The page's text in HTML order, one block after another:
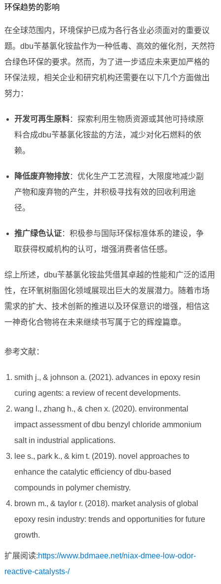
环保趋势的影响
在全球范围内，环境保护已成为各行各业必须面对的重要议
题。dbu苄基氯化铵盐作为一种低毒、高效的催化剂，天然符
合绿色环保的要求。然而，为了进一步适应未来更加严格的
环保法规，相关企业和研究机构还需要在以下几个方面做出
努力：
开发可再生原料：探索利用生物质资源或其他可持续原
料合成dbu苄基氯化铵盐的方法，减少对化石燃料的依
赖。
降低废弃物排放：优化生产工艺流程，大限度地减少副
产物和废弃物的产生，并积极寻找有效的回收利用途
径。
推广绿色认证：积极参与国际环保标准体系的建设，争
取获得权威机构的认可，增强消费者信任感。
综上所述，dbu苄基氯化铵盐凭借其卓越的性能和广泛的适用
性，在环氧树脂固化领域展现出巨大的发展潜力。随着市场
需求的扩大、技术创新的推进以及环保意识的增强，相信这
一神奇化合物将在未来继续书写属于它的辉煌篇章。
参考文献：
smith j., & johnson a. (2021). advances in epoxy resin
curing agents: a review of recent developments.
wang l., zhang h., & chen x. (2020). environmental
impact assessment of dbu benzyl chloride ammonium
salt in industrial applications.
lee s., park k., & kim t. (2019). novel approaches to
enhance the catalytic efficiency of dbu-based
compounds in polymer chemistry.
brown m., & taylor r. (2018). market analysis of global
epoxy resin industry: trends and opportunities for future
growth.
扩展阅读:https://www.bdmaee.net/niax-dmee-low-odor-
reactive-catalysts-/